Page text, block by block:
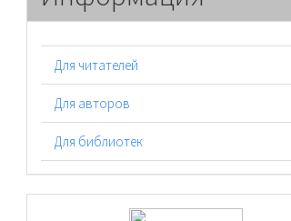
Для читателей
Для авторов
Для библиотек